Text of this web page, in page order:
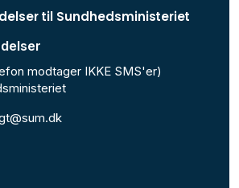
til Sundhedsministeriet
modtager IKKE SMS'er)